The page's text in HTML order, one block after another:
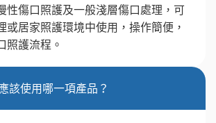
性傷口照護及一般淺層傷口處理，可
或居家照護環境中使用，操作簡便，
照護流程。
該使用哪一項產品？